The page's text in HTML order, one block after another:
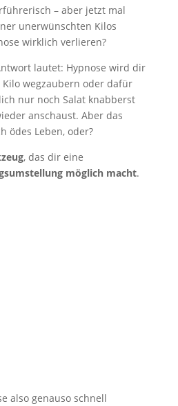
– aber jetzt mal
unerwünschten Kilos
wirklich verlieren?
lautet: Hypnose wird dir
wegzaubern oder dafür
nur noch Salat knabberst
anschaust. Aber das
ödes Leben, oder?
, das dir eine
möglich macht.
also genauso schnell